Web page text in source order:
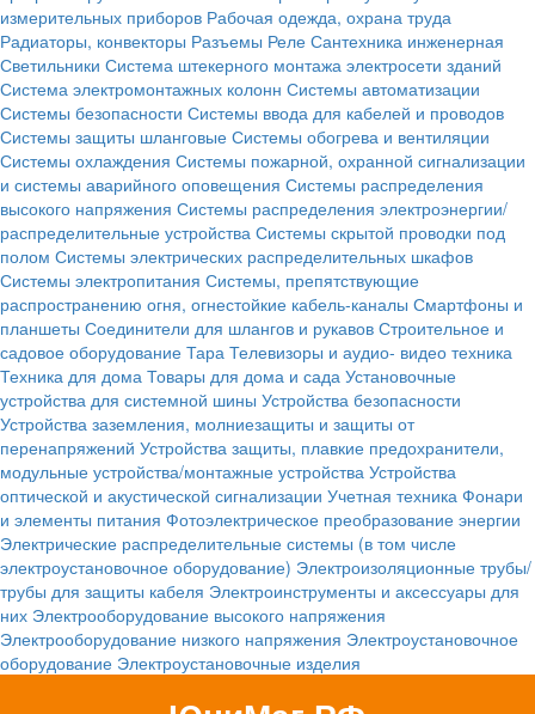
измерительных приборов Рабочая одежда, охрана труда
Радиаторы, конвекторы Разъемы Реле Сантехника инженерная
Светильники Система штекерного монтажа электросети зданий
Система электромонтажных колонн Системы автоматизации
Системы безопасности Системы ввода для кабелей и проводов
Системы защиты шланговые Системы обогрева и вентиляции
Системы охлаждения Системы пожарной, охранной сигнализации
и системы аварийного оповещения Системы распределения
высокого напряжения Системы распределения электроэнергии/
распределительные устройства Системы скрытой проводки под
полом Системы электрических распределительных шкафов
Системы электропитания Системы, препятствующие
распространению огня, огнестойкие кабель-каналы Смартфоны и
планшеты Соединители для шлангов и рукавов Строительное и
садовое оборудование Тара Телевизоры и аудио- видео техника
Техника для дома Товары для дома и сада Установочные
устройства для системной шины Устройства безопасности
Устройства заземления, молниезащиты и защиты от
перенапряжений Устройства защиты, плавкие предохранители,
модульные устройства/монтажные устройства Устройства
оптической и акустической сигнализации Учетная техника Фонари
и элементы питания Фотоэлектрическое преобразование энергии
Электрические распределительные системы (в том числе
электроустановочное оборудование) Электроизоляционные трубы/
трубы для защиты кабеля Электроинструменты и аксессуары для
них Электрооборудование высокого напряжения
Электрооборудование низкого напряжения Электроустановочное
оборудование Электроустановочные изделия